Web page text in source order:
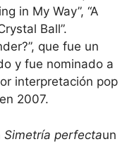
in My Way”, “A
Ball”.
que fue un
y fue nominado a
interpretación pop
2007.
Simetría perfectaun